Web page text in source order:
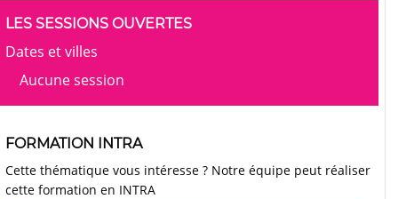
LES SESSIONS OUVERTES
Dates et villes
Aucune session
FORMATION INTRA
Cette thématique vous intéresse ? Notre équipe peut réaliser
cette formation en INTRA